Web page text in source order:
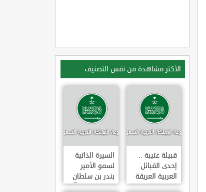
الأكثر مشاهدة من نفس التصنيف
قبيلة عتيبة ..
إحدى القبائل
العربية العريقة
السيرة الذاتية
لسمو الأمير
بندر بن سلطان
بن عبد العزيز آل